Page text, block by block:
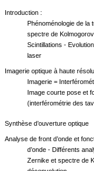
Introduction :
Phénoménologie de la
spectre de
Scintillations -
laser
Imagerie optique à haute
Imagerie =
Image courte pose et
(interférométrie des
Synthèse d’ouverture optique
Analyse de front d’onde et
d’onde - Différents
Zernike et spectre de